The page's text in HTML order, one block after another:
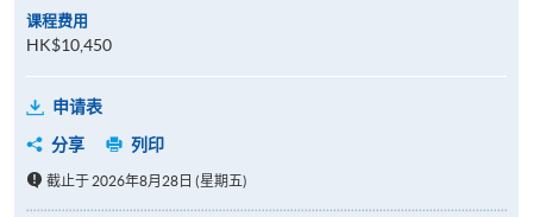
课程费用
HK$10,450
申请表
分享
列印
截止于 2026年8月28日 (星期五)